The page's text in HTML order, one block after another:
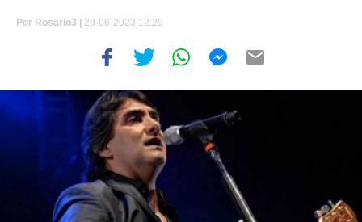
Por Rosario3 | 29-06-2023 12:29